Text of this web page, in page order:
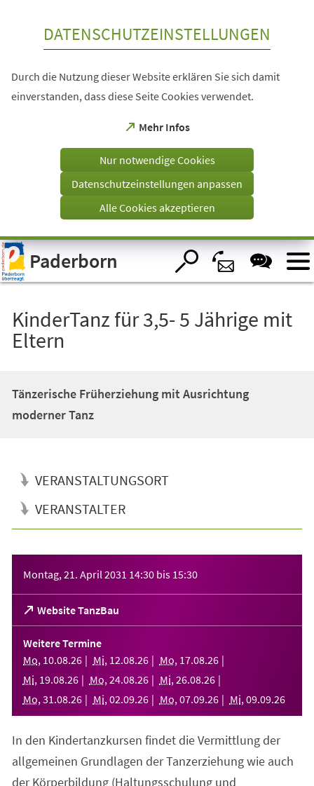
Visuelle
Assistenzsoftware
öffnen.
DATENSCHUTZEINSTELLUNGEN
Durch die Nutzung dieser Website erklären Sie sich damit
einverstanden, dass diese Seite Cookies verwendet.
Mehr Infos
(Öffnet
einem
Tab)
Nur notwendige Cookies
Datenschutzeinstellungen anpassen
Alle Cookies akzeptieren
Paderborn
KinderTanz für 3,5- 5 Jährige mit
Eltern
Tänzerische Früherziehung mit Ausrichtung
moderner Tanz
VERANSTALTUNGSORT
VERANSTALTER
Montag, 21. April 2031 14:30 bis 15:30
Website TanzBau
(Öffnet
in
einem
neuen
Tab)
Weitere Termine
Mo, 10.08.26 Mi, 12.08.26 Mo, 17.08.26
Mi, 19.08.26 Mo, 24.08.26 Mi, 26.08.26
Mo, 31 .08.26 Mi, 02.09.26 Mo, 07.09.26 Mi, 09.09.26
In den Kindertanzkursen findet die Vermittlung der
allgemeinen Grundlagen der Tanzerziehung wie auch
der Körperbildung (Haltungsschulung und